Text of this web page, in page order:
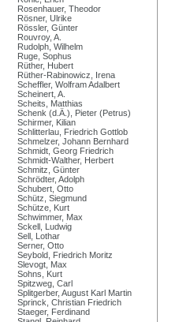
Rosenhauer, Theodor
Rösner, Ulrike
Rössler, Günter
Rouvroy, A.
Rudolph, Wilhelm
Ruge, Sophus
Rüther, Hubert
Rüther-Rabinowicz, Irena
Scheffler, Wolfram Adalbert
Scheinert, A.
Scheits, Matthias
Schenk (d.Ä.), Pieter (Petrus)
Schirmer, Kilian
Schlitterlau, Friedrich Gottlob
Schmelzer, Johann Bernhard
Schmidt, Georg Friedrich
Schmidt-Walther, Herbert
Schmitz, Günter
Schrödter, Adolph
Schubert, Otto
Schütz, Siegmund
Schütze, Kurt
Schwimmer, Max
Sckell, Ludwig
Sell, Lothar
Serner, Otto
Seybold, Friedrich Moritz
Slevogt, Max
Sohns, Kurt
Spitzweg, Carl
Splitgerber, August Karl Martin
Sprinck, Christian Friedrich
Staeger, Ferdinand